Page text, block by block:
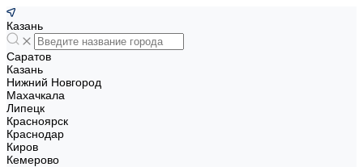
Казань
Саратов
Казань
Нижний Новгород
Махачкала
Липецк
Красноярск
Краснодар
Киров
Кемерово